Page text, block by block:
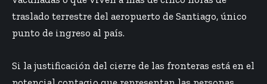
traslado terrestre del aeropuerto de Santiago, único
punto de ingreso al país.
Si la justificación del cierre de las fronteras está en el